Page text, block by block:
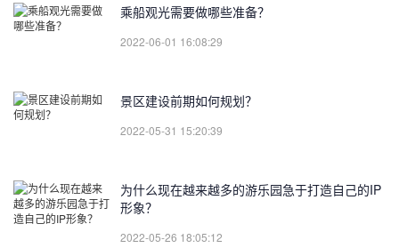
乘船观光需要做哪些准备？
2022-06-01 16:08:29
景区建设前期如何规划？
2022-05-31 15:20:39
为什么现在越来越多的游乐园急于打造自己的IP
形象？
2022-05-26 18:05:12